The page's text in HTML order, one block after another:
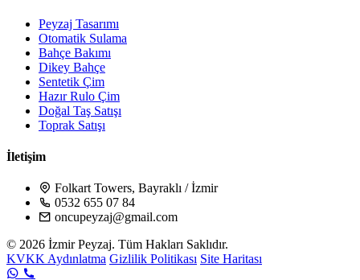
Peyzaj Tasarımı
Otomatik Sulama
Bahçe Bakımı
Dikey Bahçe
Sentetik Çim
Hazır Rulo Çim
Doğal Taş Satışı
Toprak Satışı
İletişim
Folkart Towers, Bayraklı / İzmir
0532 655 07 84
oncupeyzaj@gmail.com
© 2026 İzmir Peyzaj. Tüm Hakları Saklıdır.
KVKK Aydınlatma Gizlilik Politikası Site Haritası